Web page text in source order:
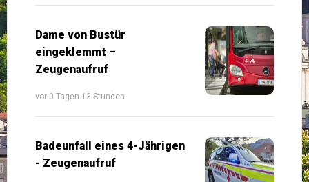
Dame von Bustür
eingeklemmt –
Zeugenaufruf
vor 0 Tagen 13 Stunden
Badeunfall eines 4-Jährigen
- Zeugenaufruf